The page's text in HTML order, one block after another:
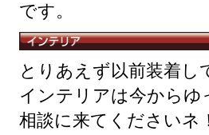
です。
とりあえず以前装着
インテリアは今から
相談に来てくださいネ